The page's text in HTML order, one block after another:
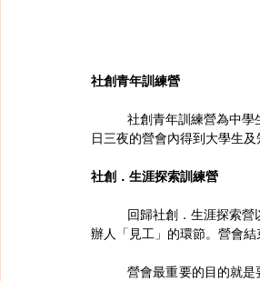
社創青年訓練營
日三夜的營會內得到大學生
社創．生涯探索訓練營
辦人「見工」的環節。營會結
	營會最重要的目的就是要參加者樂於參與（Motivation）。有見及此，營會充斥不同大大小小的遊戲。四日三夜的